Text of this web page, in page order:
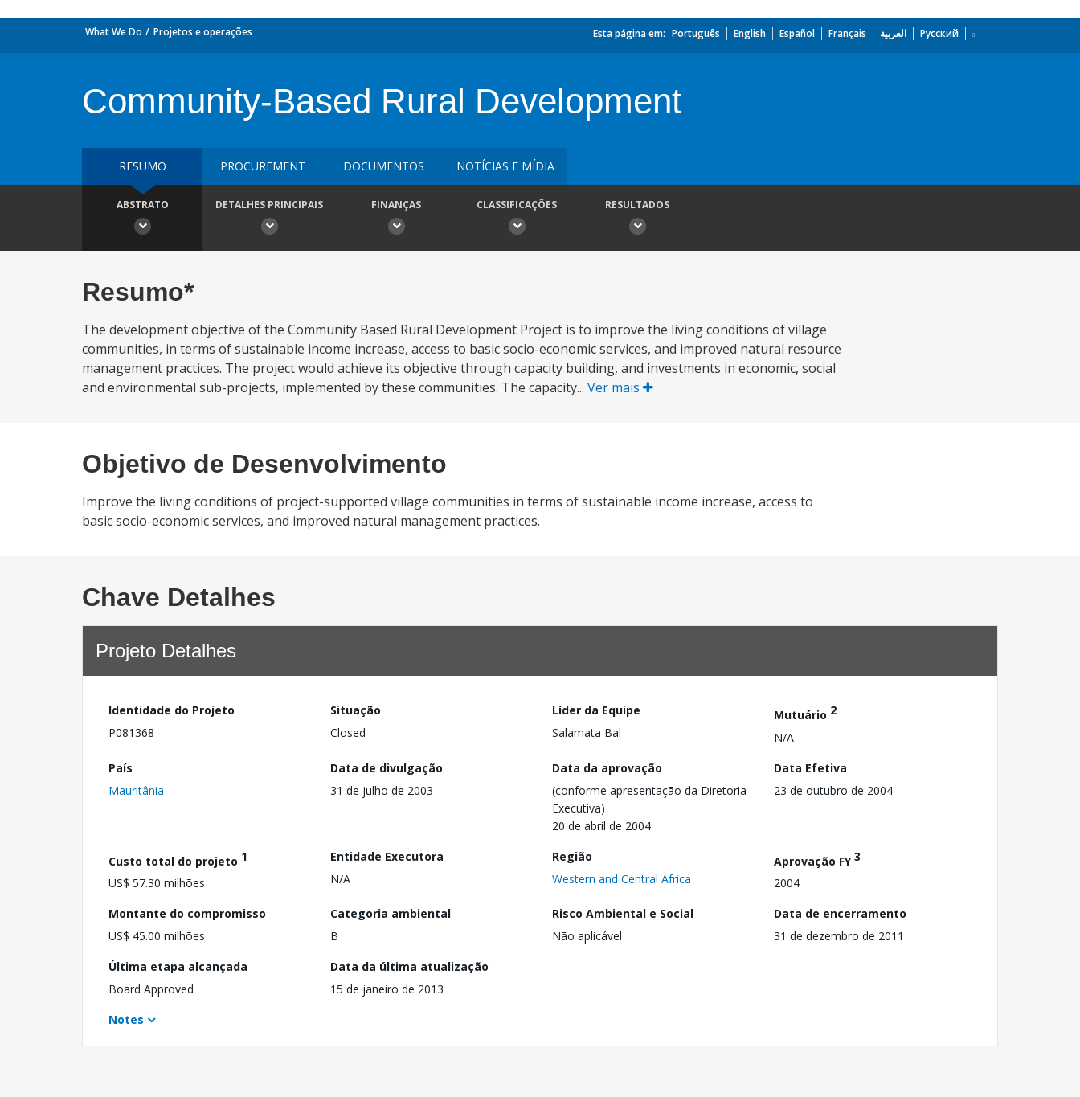
What We Do Projetos e operações Esta página em: Português English Español Français العربية Русский
Community-Based Rural Development
RESUMO PROCUREMENT DOCUMENTOS NOTÍCIAS E MÍDIA
ABSTRATO DETALHES PRINCIPAIS FINANÇAS CLASSIFICAÇÕES RESULTADOS
Resumo*
The development objective of the Community Based Rural Development Project is to improve the living conditions of village
communities, in terms of sustainable income increase, access to basic socio-economic services, and improved natural resource
management practices. The project would achieve its objective through capacity building, and investments in economic, social
and environmental sub-projects, implemented by these communities. The capacity... Ver mais
Objetivo de Desenvolvimento
Improve the living conditions of project-supported village communities in terms of sustainable income increase, access to
basic socio-economic services, and improved natural management practices.
Chave Detalhes
Projeto Detalhes
Identidade do Projeto
P081368
Situação
Closed
Líder da Equipe
Salamata Bal
Mutuário 2
N/A
País
Mauritânia
Data de divulgação
31 de julho de 2003
Data da aprovação
(conforme apresentação da Diretoria
Executiva)
20 de abril de 2004
Data Efetiva
23 de outubro de 2004
Custo total do projeto 1
US$ 57.30 milhões
Entidade Executora
N/A
Região
Western and Central Africa
Aprovação FY3
2004
Montante do compromisso
US$ 45.00 milhões
Categoria ambiental
B
Risco Ambiental e Social
Não aplicável
Data de encerramento
31 de dezembro de 2011
Última etapa alcançada
Board Approved
Data da última atualização
15 de janeiro de 2013
Notes